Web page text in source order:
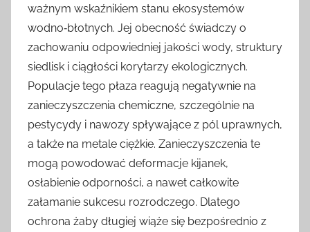
ważnym wskaźnikiem stanu ekosystemów
wodno‑błotnych. Jej obecność świadczy o
zachowaniu odpowiedniej jakości wody, struktury
siedlisk i ciągłości korytarzy ekologicznych.
Populacje tego płaza reagują negatywnie na
zanieczyszczenia chemiczne, szczególnie na
pestycydy i nawozy spływające z pól uprawnych,
a także na metale ciężkie. Zanieczyszczenia te
mogą powodować deformacje kijanek,
osłabienie odporności, a nawet całkowite
załamanie sukcesu rozrodczego. Dlatego
ochrona żaby długiej wiąże się bezpośrednio z